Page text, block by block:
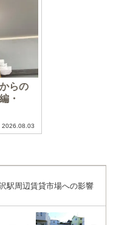
らの
・
2026.08.03
駅周辺賃貸市場への影響